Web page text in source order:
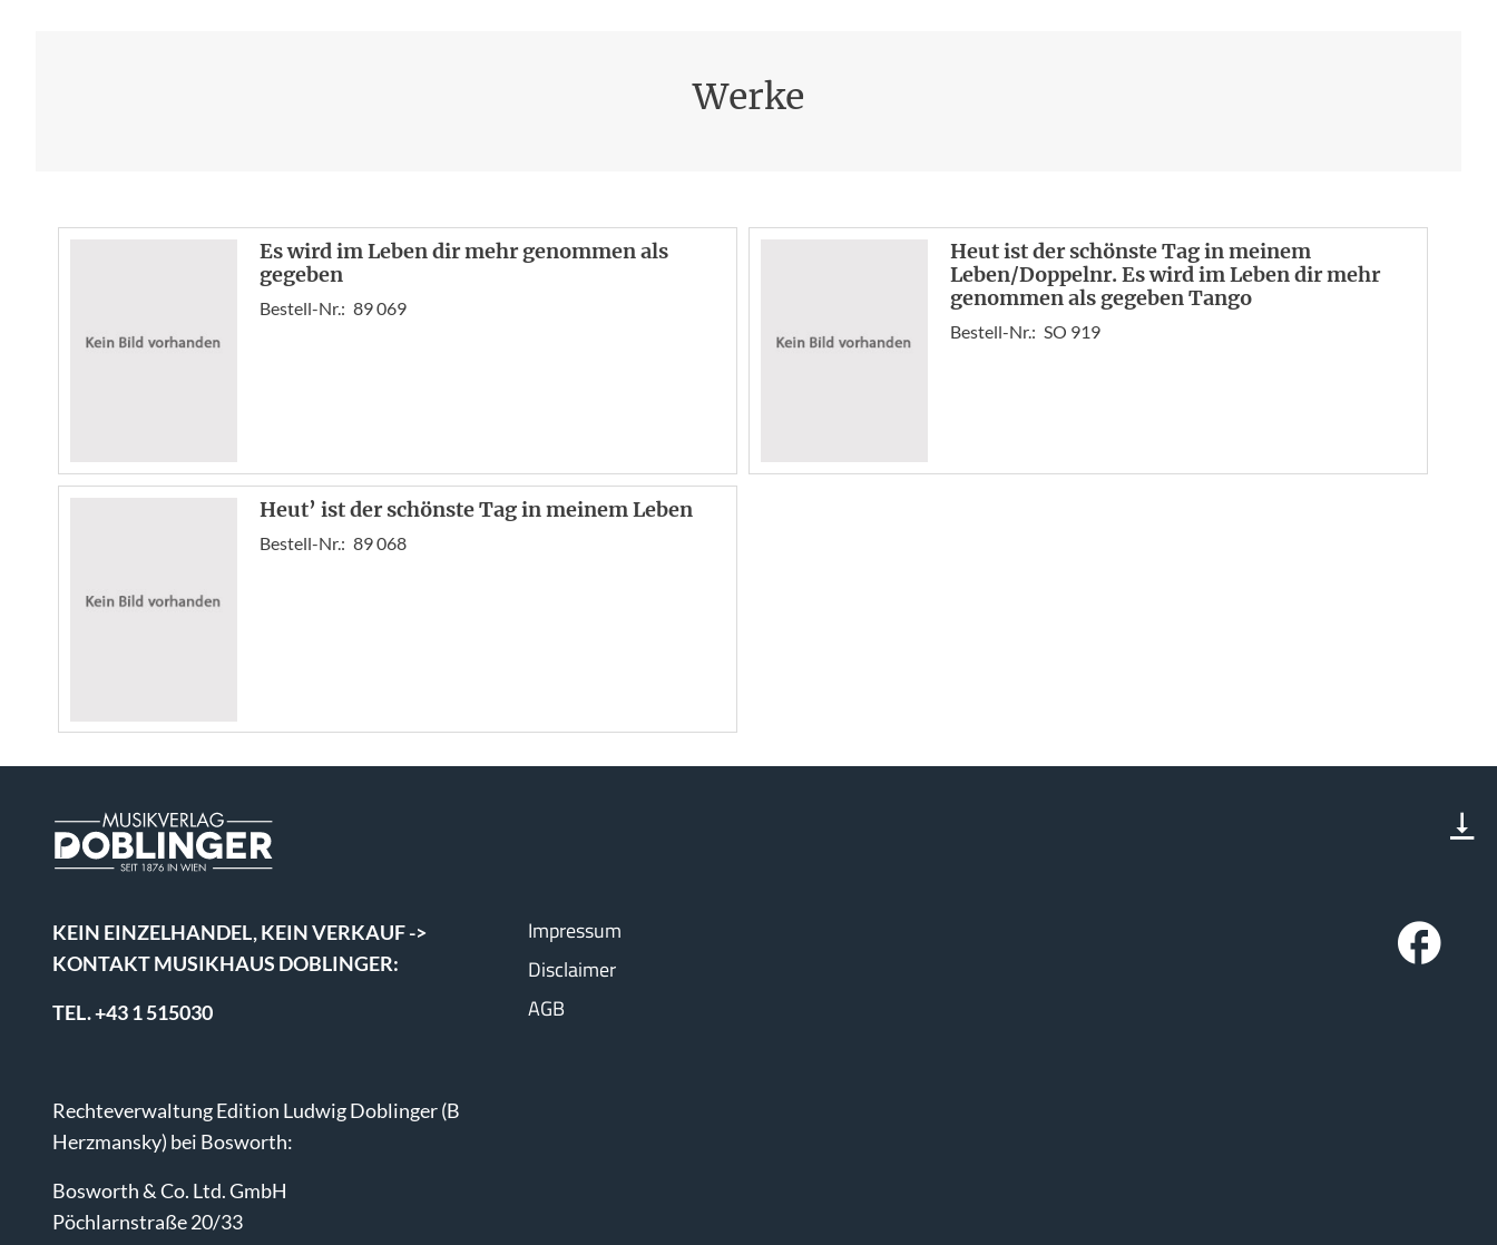
Werke
Es wird im Leben dir mehr genommen als
gegeben
Bestell-Nr.: 89 069
Heut ist der schönste Tag in meinem
Leben/Doppelnr. Es wird im Leben dir mehr
genommen als gegeben Tango
Bestell-Nr.: SO 919
Heut’ ist der schönste Tag in meinem Leben
Bestell-Nr.: 89 068
KEIN EINZELHANDEL, KEIN VERKAUF ->
KONTAKT MUSIKHAUS DOBLINGER:
TEL. +43 1 515030
Rechteverwaltung Edition Ludwig Doblinger (B
Herzmansky) bei Bosworth:
Bosworth & Co. Ltd. GmbH
Pöchlarnstraße 20/33
Impressum
Disclaimer
AGB